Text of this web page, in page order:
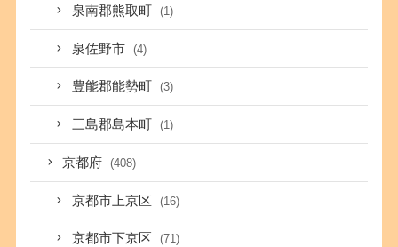
泉南郡熊取町 (1)
泉佐野市 (4)
豊能郡能勢町 (3)
三島郡島本町 (1)
京都府 (408)
京都市上京区 (16)
京都市下京区 (71)